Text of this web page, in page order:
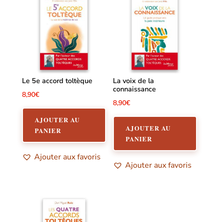
Le 5e accord toltèque
8,90€
AJOUTER AU
PANIER
Ajouter aux favoris
La voix de la
connaissance
8,90€
AJOUTER AU
PANIER
Ajouter aux favoris